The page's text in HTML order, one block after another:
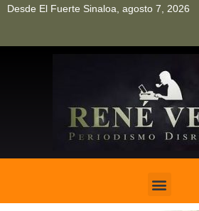
Desde El Fuerte Sinaloa, agosto 7, 2026